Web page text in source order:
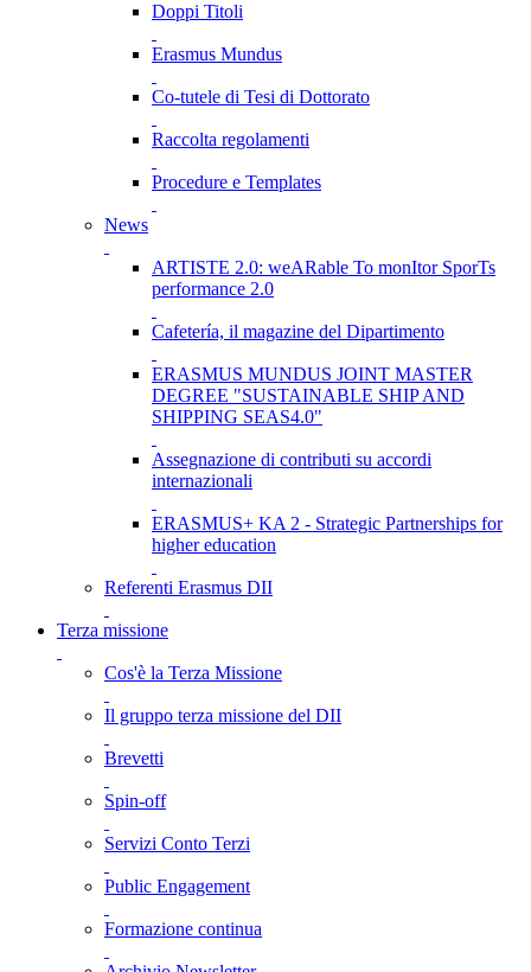
Doppi Titoli
Erasmus Mundus
Co-tutele di Tesi di Dottorato
Raccolta regolamenti
Procedure e Templates
News
ARTISTE 2.0: weARable To monItor SporTs
performance 2.0
Cafetería, il magazine del Dipartimento
ERASMUS MUNDUS JOINT MASTER
DEGREE "SUSTAINABLE SHIP AND
SHIPPING SEAS4.0"
Assegnazione di contributi su accordi
internazionali
ERASMUS+ KA 2 - Strategic Partnerships for
higher education
Referenti Erasmus DII
Terza missione
Cos'è la Terza Missione
Il gruppo terza missione del DII
Brevetti
Spin-off
Servizi Conto Terzi
Public Engagement
Formazione continua